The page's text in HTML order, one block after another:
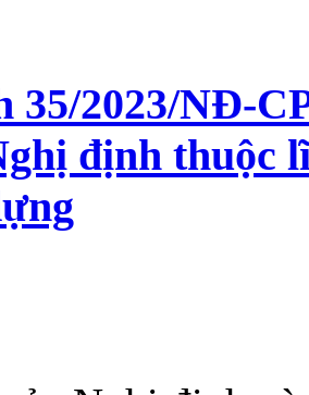
35/2023/NĐ-
định thuộc